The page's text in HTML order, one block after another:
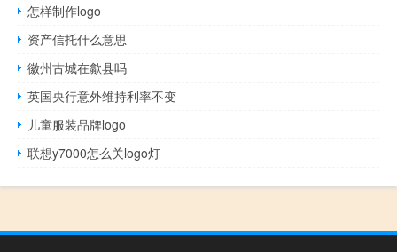
怎样制作logo
资产信托什么意思
徽州古城在歙县吗
英国央行意外维持利率不变
儿童服装品牌logo
联想y7000怎么关logo灯